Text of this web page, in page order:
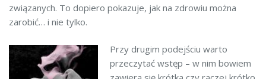
związanych. To dopiero pokazuje, jak na zdrowiu można
zarobić… i nie tylko.
Przy drugim podejściu warto
przeczytać wstęp – w nim bowiem